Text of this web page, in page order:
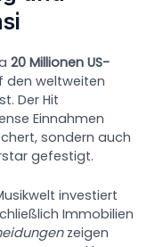
20 Millionen US-
den weltweiten
Der Hit
Einnahmen
sondern auch
gefestigt.
investiert
Immobilien
zeigen